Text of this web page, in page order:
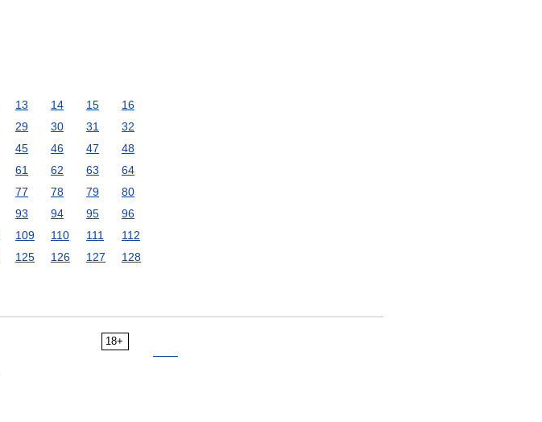
13 14 15
16
29 30 31
32
45 46 47
48
61 62 63
64
77 78 79
80
93 94 95
96
109 110 111
112
125 126 127
128
18+